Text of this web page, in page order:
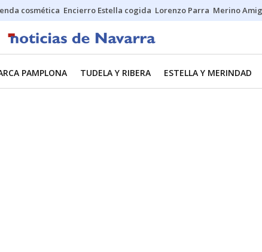
cosmética Encierro Estella cogida Lorenzo Parra Merino
PAMPLONA TUDELA Y RIBERA ESTELLA Y MERINDAD